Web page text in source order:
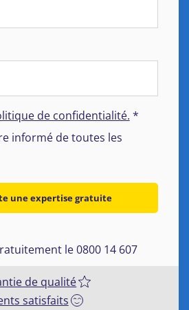
de confidentialité. *
informé de toutes les
une expertise gratuite
le 0800 14 607
de qualité
satisfaits